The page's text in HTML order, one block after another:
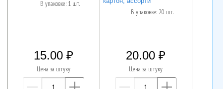
В упаковке: 1 шт.
15.00
Цена за штуку
—
В упаковке: 20 шт.
20.00
Цена за штуку
—